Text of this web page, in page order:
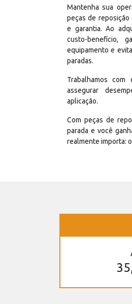
Mantenha sua
peças de reposição
e garantia. Ao
custo-benefício,
equipamento e
paradas.
Trabalhamos com
assegurar
aplicação.
Com peças de
parada e você
realmente importa: